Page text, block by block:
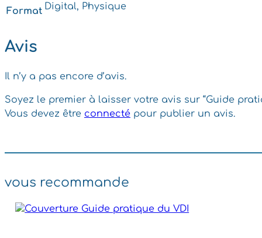
Format Digital, Physique
Avis
Il n’y a pas encore d’avis.
Soyez le premier à laisser votre avis sur “Guide
Vous devez être connecté pour publier un avis.
vous recommande